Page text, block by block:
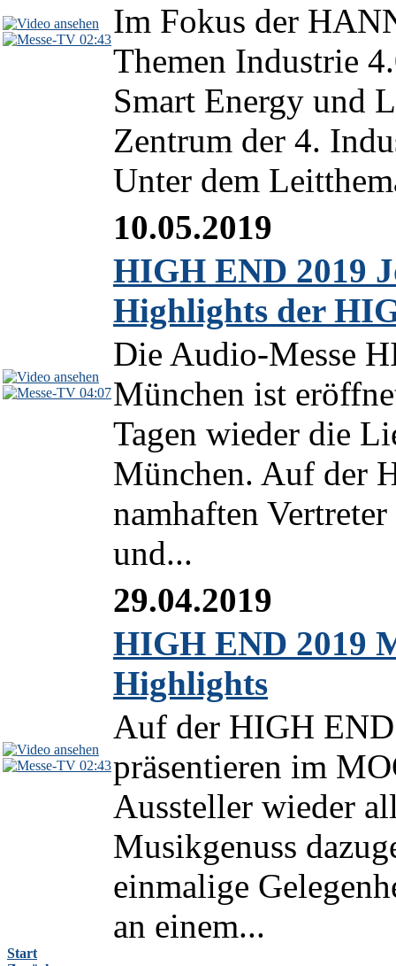
02:43Im Fokus der
Themen Industrie
Smart Energy und
Zentrum der 4.
Unter dem
04:07
10.05.2019
HIGH END 2019
Highlights der
Die Audio-Messe
München ist
Tagen wieder die
München. Auf der
namhaften
und...
02:43
29.04.2019
HIGH END 2019
Highlights
Auf der HIGH
präsentieren im
Aussteller wieder
Musikgenuss
einmalige
an einem...
Start